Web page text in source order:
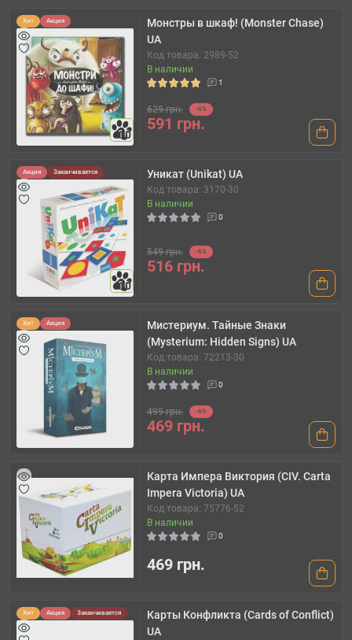
Хит Акция
10
Монстры в шкаф! (Monster Chase)
UA
Код товара: 2989-52
В наличии
1
629 грн. -6%
591 грн.
Акция Заканчивается
10
Уникат (Unikat) UA
Код товара: 3170-30
В наличии
0
549 грн. -6%
516 грн.
Хит Акция
Мистериум. Тайные Знаки
(Mysterium: Hidden Signs) UA
Код товара: 72213-30
В наличии
0
499 грн. -6%
469 грн.
Карта Импера Виктория (CIV. Carta
Impera Victoria) UA
Код товара: 75776-52
В наличии
0
469 грн.
Хит Акция Заканчивается
Карты Конфликта (Cards of Сonflict)
UA